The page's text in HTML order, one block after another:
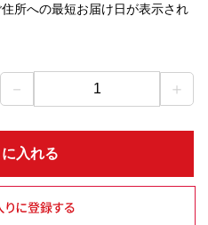
所への最短お届け日が表示され
－ 1 ＋
入れる